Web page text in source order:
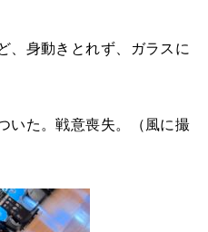
、身動きとれず、ガラスに
いた。戦意喪失。（風に撮